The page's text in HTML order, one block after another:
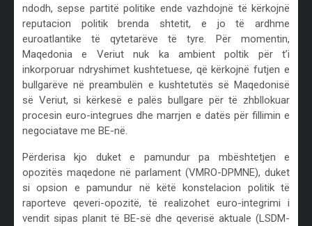
ndodh, sepse partitë politike ende vazhdojnë të kërkojnë
reputacion politik brenda shtetit, e jo të ardhme
euroatlantike të qytetarëve të tyre. Për momentin,
Maqedonia e Veriut nuk ka ambient poltik për t’i
inkorporuar ndryshimet kushtetuese, që kërkojnë futjen e
bullgarëve në preambulën e kushtetutës së Maqedonisë
së Veriut, si kërkesë e palës bullgare për të zhbllokuar
procesin euro-integrues dhe marrjen e datës për fillimin e
negociatave me BE-në.
Përderisa kjo duket e pamundur pa mbështetjen e
opozitës maqedone në parlament (VMRO-DPMNE), duket
si opsion e pamundur në këtë konstelacion politik të
raporteve qeveri-opozitë, të realizohet euro-integrimi i
vendit sipas planit të BE-së dhe qeverisë aktuale (LSDM-